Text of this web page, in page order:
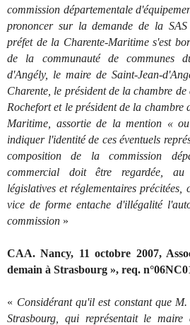
commission départementale
prononcer sur la demande de la
préfet de la Charente-Maritime s'est
de la communauté de communes
d'Angély, le maire de Saint-Jean-
Charente, le président de la chambre
Rochefort et le président de la chambre
Maritime, assortie de la mention «
indiquer l'identité de ces éventuels
composition de la commission
commercial doit être regardée, au
législatives et réglementaires
vice de forme entache d'illégalité
commission »
CAA. Nancy, 11 octobre 2007,
demain à Strasbourg », req.
« Considérant qu'il est constant que
Strasbourg, qui représentait le